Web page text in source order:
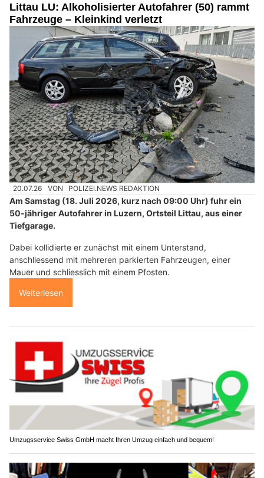
Littau LU: Alkoholisierter Autofahrer (50) rammt
Fahrzeuge – Kleinkind verletzt
20.07.26 VON POLIZEI.NEWS REDAKTION
Am Samstag (18. Juli 2026, kurz nach 09:00 Uhr) fuhr ein
50-jähriger Autofahrer in Luzern, Ortsteil Littau, aus einer
Tiefgarage.
Dabei kollidierte er zunächst mit einem Unterstand,
anschliessend mit mehreren parkierten Fahrzeugen, einer
Mauer und schliesslich mit einem Pfosten.
Weiterlesen
Umzugsservice Swiss GmbH macht Ihren Umzug einfach und bequem!